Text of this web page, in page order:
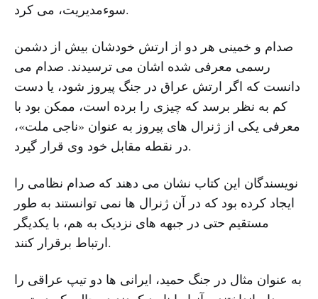
سوءمدیریت، می کرد.
صدام و خمینی هر دو از ارتش خودشان بیش از دشمن
رسمی معرفی شده اشان می ترسیدند. صدام می
دانست که اگر ارتش عراق در جنگ پیروز شود، یا دست
کم به نظر برسد که چیزی را برده است، ممکن بود با
معرفی یکی از ژنرال های پیروز به عنوان «ناجی ملت»،
در نقطه مقابل خود وی قرار گیرد.
نویسندگان این کتاب نشان می دهند که صدام نظامی را
ایجاد کرده بود که در آن ژنرال ها نمی توانستند به طور
مستقیم حتی در جبهه های نزدیک به هم، با یکدیگر
ارتباط برقرار کنند.
به عنوان مثال در جنگ حمید، ایرانی ها دو تیپ عراقی را